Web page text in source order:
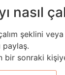
nasıl
şeklini
paylaş.
bir sonraki